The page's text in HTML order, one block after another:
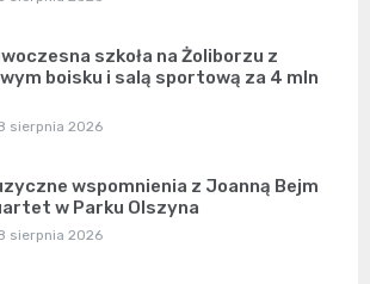
szkoła na Żoliborzu z
boisku i salą sportową za 4 mln
sierpnia 2026
wspomnienia z Joanną Bejm
w Parku Olszyna
sierpnia 2026